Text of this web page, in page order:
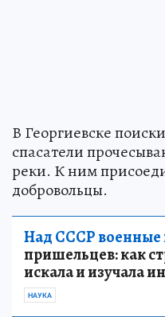
В Георгиевске
спасатели
реки. К ним
добровольцы.
Над СССР военные
пришельцев: как
искала и изучала
НАУКА